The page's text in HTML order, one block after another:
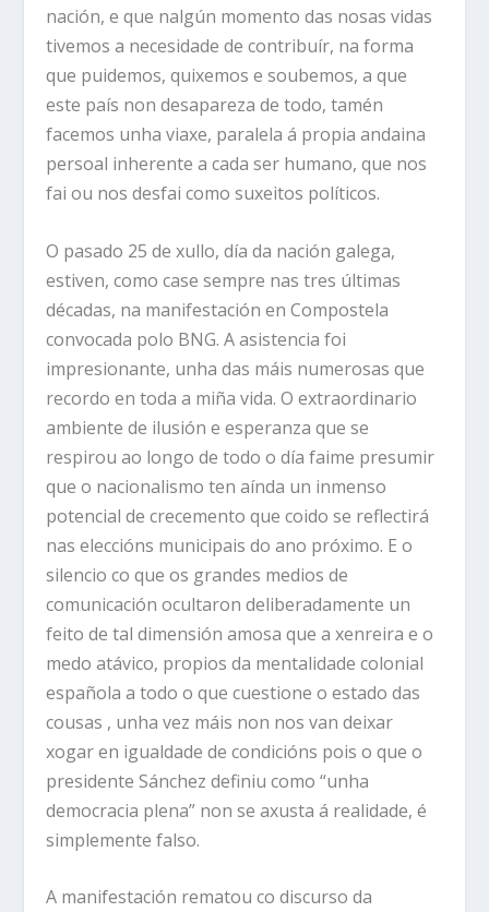
nación, e que nalgún momento das nosas vidas
tivemos a necesidade de contribuír, na forma
que puidemos, quixemos e soubemos, a que
este país non desapareza de todo, tamén
facemos unha viaxe, paralela á propia andaina
persoal inherente a cada ser humano, que nos
fai ou nos desfai como suxeitos políticos.
O pasado 25 de xullo, día da nación galega,
estiven, como case sempre nas tres últimas
décadas, na manifestación en Compostela
convocada polo BNG. A asistencia foi
impresionante, unha das máis numerosas que
recordo en toda a miña vida. O extraordinario
ambiente de ilusión e esperanza que se
respirou ao longo de todo o día faime presumir
que o nacionalismo ten aínda un inmenso
potencial de crecemento que coido se reflectirá
nas eleccións municipais do ano próximo. E o
silencio co que os grandes medios de
comunicación ocultaron deliberadamente un
feito de tal dimensión amosa que a xenreira e o
medo atávico, propios da mentalidade colonial
española a todo o que cuestione o estado das
cousas , unha vez máis non nos van deixar
xogar en igualdade de condicións pois o que o
presidente Sánchez definiu como “unha
democracia plena” non se axusta á realidade, é
simplemente falso.
A manifestación rematou co discurso da